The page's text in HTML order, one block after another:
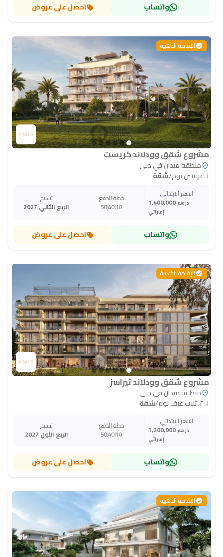
واتساب احصل على عروض
الإقامة الذهبية
مشروع شقق وودلاند كريست
منطقة ميدان في دبي
١، غرفتين نوم
/شقة
السعر الابتدائي
1,400,000 درهم
إماراتي
خطة الدفع
10
40
50
تسليم
الربع الثاني 2027
واتساب احصل على عروض
الإقامة الذهبية
مشروع شقق وودلاند تيراسز
منطقة ميدان في دبي
١، ٢، ثلاث غرف نوم
/شقة
السعر الابتدائي
1,200,000 درهم
إماراتي
خطة الدفع
10
40
50
تسليم
الربع الأول 2027
واتساب احصل على عروض
الإقامة الذهبية